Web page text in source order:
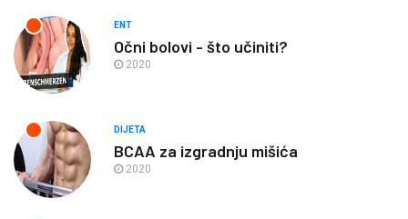
ENT
Očni bolovi - što učiniti?
2020
DIJETA
BCAA za izgradnju mišića
2020